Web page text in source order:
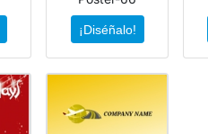
¡Diséñalo!